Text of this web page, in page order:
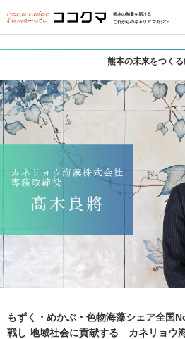
熊本の熱量を届ける
これからのキャリアマガジン
熊本の未来をつく
もずく・めかぶ・色物海藻シェア全国
戦し 地域社会に貢献する カネリョウ